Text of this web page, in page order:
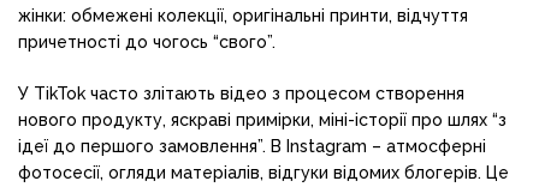
жінки: обмежені колекції, оригінальні принти, відчуття
причетності до чогось “свого”.
У TikTok часто злітають відео з процесом створення
нового продукту, яскраві примірки, міні-історії про шлях “з
ідеї до першого замовлення”. В Instagram – атмосферні
фотосесії, огляди матеріалів, відгуки відомих блогерів. Це